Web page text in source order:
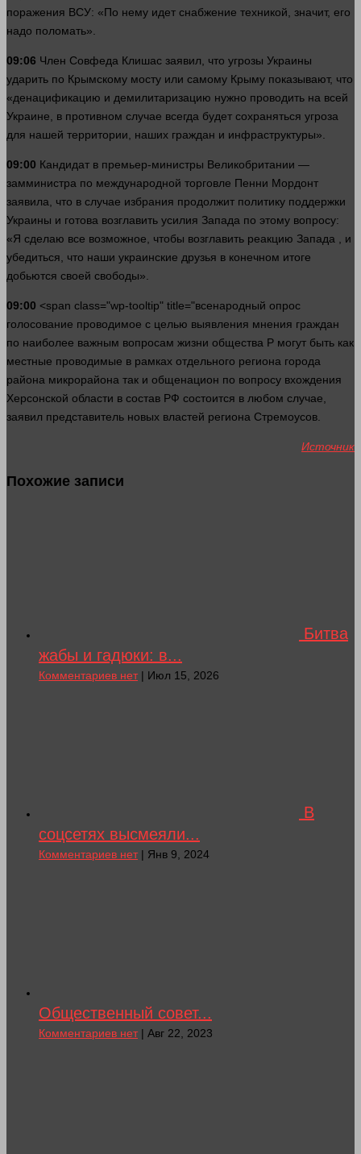
поражения ВСУ: «По нему идет снабжение техникой, значит, его
надо поломать».
09:06 Член Совфеда Клишас заявил, что угрозы Украины
ударить по Крымскому мосту или самому Крыму показывают, что
«денацификацию и демилитаризацию нужно проводить на всей
Украине, в противном случае всегда будет сохраняться угроза
для нашей территории, наших граждан и инфраструктуры».
09:00 Кандидат в премьер-министры Великобритании —
замминистра по международной торговле Пенни Мордонт
заявила, что в случае избрания продолжит политику поддержки
Украины и готова возглавить усилия Запада по этому вопросу:
«Я сделаю все возможное, чтобы возглавить реакцию Запада , и
убедиться, что наши украинские друзья в конечном итоге
добьются своей свободы».
09:00 <span class="wp-tooltip" title="всенародный опрос
голосование проводимое с целью выявления мнения граждан
по наиболее важным вопросам жизни общества Р могут быть как
местные проводимые в рамках отдельного региона города
района микрорайона так и общенацион по вопросу вхождения
Херсонской области в состав РФ состоится в любом случае
заявил представитель новых властей региона Стремоусов.
Источник
Похожие записи
Битва
жабы и гадюки: в...
Комментариев нет| Июл 15, 2026
В
соцсетях высмеяли...
Комментариев нет| Янв 9, 2024
Общественный совет...
Комментариев нет| Авг 22, 2023